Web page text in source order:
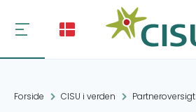
Forside CISU i verden Partneroversigt